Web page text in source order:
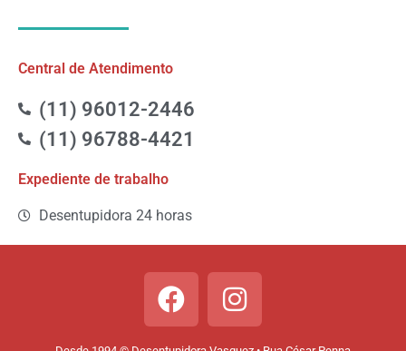
Central de Atendimento
(11) 96012-2446
(11) 96788-4421
Expediente de trabalho
Desentupidora 24 horas